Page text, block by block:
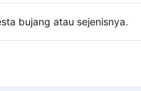
bujang atau sejenisnya.